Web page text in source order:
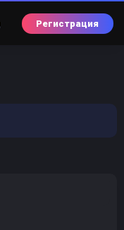
Регистрация